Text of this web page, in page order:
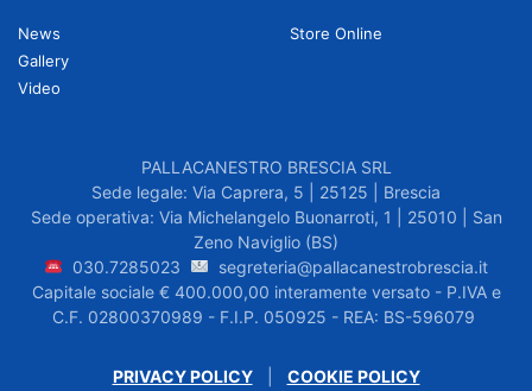
News
Gallery
Video
Store Online
PALLACANESTRO BRESCIA SRL
Sede legale: Via Caprera, 5 | 25125 | Brescia
Sede operativa: Via Michelangelo Buonarroti, 1 | 25010 | San
Zeno Naviglio (BS)
030.7285023
segreteria@pallacanestrobrescia.it
Capitale sociale € 400.000,00 interamente versato - P.IVA e
C.F. 02800370989 - F.I.P. 050925 - REA: BS-596079
PRIVACY POLICY| COOKIE POLICY